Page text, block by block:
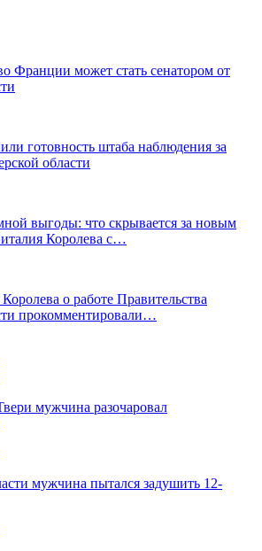
Франции может стать сенатором от
готовность штаба наблюдения за
области
выгоды: что скрывается за новым
Королева с…
о работе Правительства
прокомментировали…
мужчина разочаровал
мужчина пытался задушить 12-